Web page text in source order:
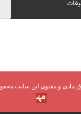
و معنوی این سایت محفوظ است